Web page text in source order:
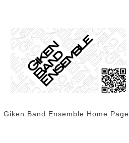
Giken Band Ensemble Home Page